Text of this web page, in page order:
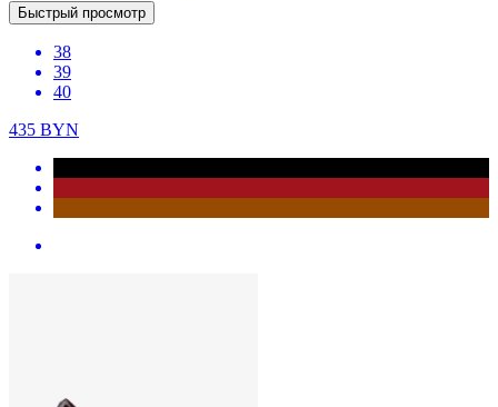
Быстрый просмотр
38
39
40
435 BYN